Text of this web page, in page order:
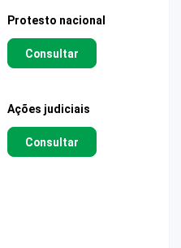
Protesto nacional
Consultar
Ações judiciais
Consultar